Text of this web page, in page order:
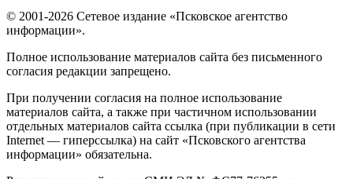
© 2001-2026 Сетевое издание «Псковское агентство
информации».
Полное использование материалов сайта без письменного
согласия редакции запрещено.
При получении согласия на полное использование
материалов сайта, а также при частичном использовании
отдельных материалов сайта ссылка (при публикации в сети
Internet — гиперссылка) на сайт «Псковского агентства
информации» обязательна.